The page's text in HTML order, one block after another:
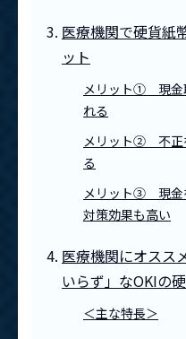
医療機関で硬貨紙
ット
メリット① 現金
れる
メリット② 不正
る
メリット③ 現金
対策効果も高い
医療機関にオスス
いらず」なOKIの
＜主な特長＞